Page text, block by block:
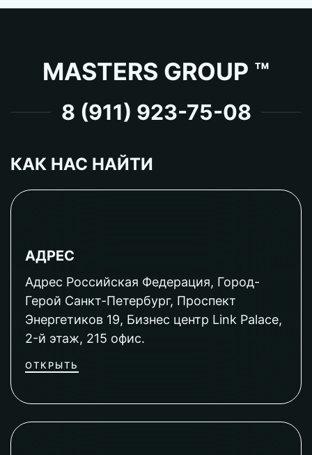
MASTERS GROUP ™
8 (911) 923-75-08
КАК НАС НАЙТИ
АДРЕС
Адрес Российская Федерация, Город-
Герой Санкт-Петербург, Проспект
Энергетиков 19, Бизнес центр Link Palace,
2-й этаж, 215 офис.
ОТКРЫТЬ